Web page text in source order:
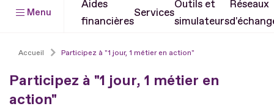
Menu
Aides
financières
Services
Outils et
simulateurs
Réseaux
Accueil Participez à "1 jour, 1 métier en action"
Participez à "1 jour, 1 métier en
action"